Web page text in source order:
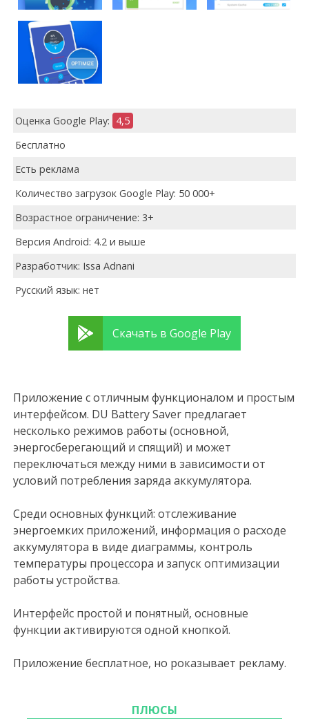
Оценка Google Play: 4,5
Бесплатно
Есть реклама
Количество загрузок Google Play: 50 000+
Возрастное ограничение: 3+
Версия Android: 4.2 и выше
Разработчик: Issa Adnani
Русский язык: нет
Скачать в Google Play
Приложение с отличным функционалом и простым
интерфейсом. DU Battery Saver предлагает
несколько режимов работы (основной,
энергосберегающий и спящий) и может
переключаться между ними в зависимости от
условий потребления заряда аккумулятора.
Среди основных функций: отслеживание
энергоемких приложений, информация о расходе
аккумулятора в виде диаграммы, контроль
температуры процессора и запуск оптимизации
работы устройства.
Интерфейс простой и понятный, основные
функции активируются одной кнопкой.
Приложение бесплатное, но роказывает рекламу.
ПЛЮСЫ